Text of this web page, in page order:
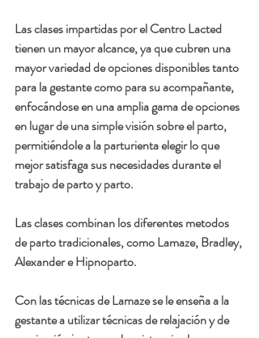
Las clases impartidas por el Centro Lacted
tienen un mayor alcance, ya que cubren una
mayor variedad de opciones disponibles tanto
para la gestante como para su acompañante,
enfocándose en una amplia gama de opciones
en lugar de una simple visión sobre el parto,
permitiéndole a la parturienta elegir lo que
mejor satisfaga sus necesidades durante el
trabajo de parto y parto.
Las clases combinan los diferentes metodos
de parto tradicionales, como Lamaze, Bradley,
Alexander e Hipnoparto.
Con las técnicas de Lamaze se le enseña a la
gestante a utilizar técnicas de relajación y de